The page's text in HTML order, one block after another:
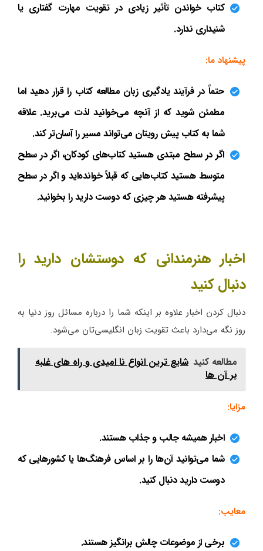
کتاب خواندن تأثیر زیادی در تقویت مهارت گفتاری یا
شنیداری ندارد.
پیشنهاد ما:
حتماً در فرآیند یادگیری زبان مطالعه کتاب را قرار دهید اما
مطمئن شوید که از آنچه می‌خوانید لذت می‌برید. علاقه
شما به کتاب پیش رویتان می‌تواند مسیر را آسان‌تر کند.
اگر در سطح مبتدی هستید کتاب‌های کودکان، اگر در سطح
متوسط هستید کتاب‌هایی که قبلاً خوانده‌اید و اگر در سطح
پیشرفته هستید هر چیزی که دوست دارید را بخوانید.
اخبار هنرمندانی که دوستشان دارید را
دنبال کنید
دنبال کردن اخبار علاوه بر اینکه شما را درباره مسائل روز دنیا به
روز نگه می‌دارد باعث تقویت زبان انگلیسی‌تان می‌شود.
مطالعه کنید شایع ترین انواع نا امیدی و راه های غلبه
بر آن ها
مزایا:
اخبار همیشه جالب و جذاب هستند.
شما می‌توانید آن‌ها را بر اساس فرهنگ‌ها یا کشورهایی که
دوست دارید دنبال کنید.
معایب:
برخی از موضوعات چالش برانگیز هستند.